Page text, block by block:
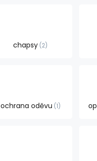
chapsy 2
ochrana oděvu 1